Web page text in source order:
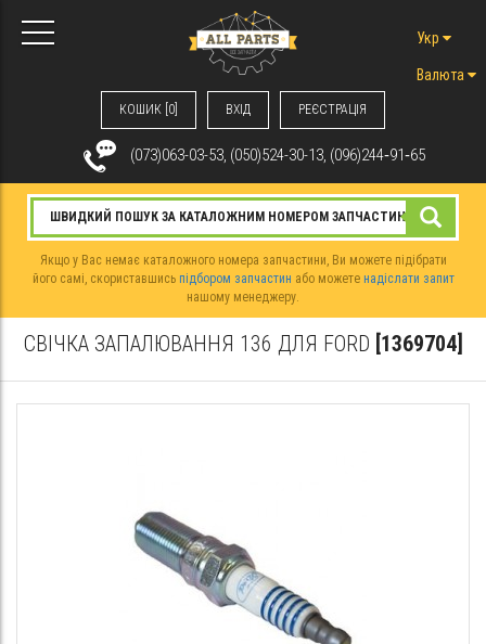
КОШИК [0] ВХIД РЕЄСТРАЦІЯ
Укр
Валюта
(073)063-03-53, (050)524-30-13, (096)244‑91‑65
Якщо у Вас немає каталожного номера запчастини, Ви можете підібрати
його самі, скориставшись підбором запчастин або можете надіслати запит
нашому менеджеру.
СВІЧКА ЗАПАЛЮВАННЯ 136 ДЛЯ FORD [1369704]